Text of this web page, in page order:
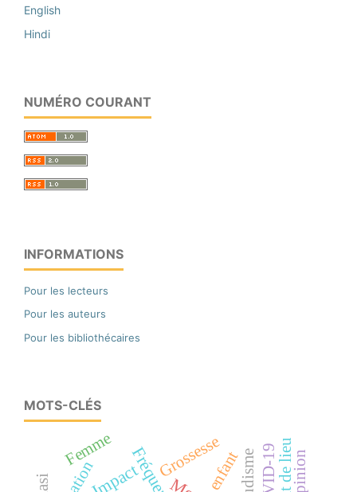
English
Hindi
NUMÉRO COURANT
INFORMATIONS
Pour les lecteurs
Pour les auteurs
Pour les bibliothécaires
MOTS-CLÉS
Impact
Grossesse Etat de lieu
enfant
Femme
Opinion